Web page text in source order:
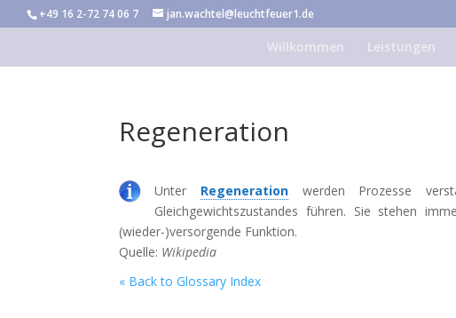
+49 16 2-72 74 06 7 jan.wachtel@leuchtfeuer1.de
Willkommen Leistungen
Regeneration
Unter Regeneration werden Prozesse
Gleichgewichtszustandes führen. Sie stehen
(wieder-)versorgende Funktion.
Quelle: Wikipedia
« Back to Glossary Index